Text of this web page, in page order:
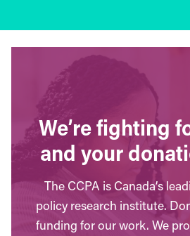
We’re fighting
and your
The CCPA is Canada’s
policy research institute.
funding for our work. We